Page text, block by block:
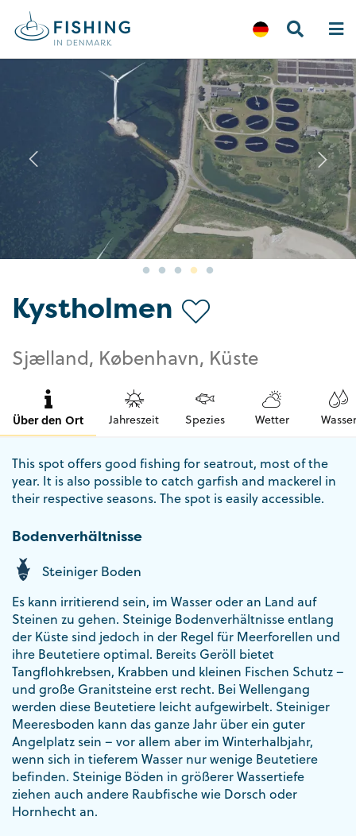
Previous
Kystholmen
Sjælland, København, Küste
Über den Ort Jahreszeit Spezies Wetter Wasser
This spot offers good fishing for seatrout, most of the
year. It is also possible to catch garfish and mackerel in
their respective seasons. The spot is easily accessible.
Bodenverhältnisse
Steiniger Boden
Es kann irritierend sein, im Wasser oder an Land auf
Steinen zu gehen. Steinige Bodenverhältnisse entlang
der Küste sind jedoch in der Regel für Meerforellen und
ihre Beutetiere optimal. Bereits Geröll bietet
Tangflohkrebsen, Krabben und kleinen Fischen Schutz –
und große Granitsteine erst recht. Bei Wellengang
werden diese Beutetiere leicht aufgewirbelt. Steiniger
Meeresboden kann das ganze Jahr über ein guter
Angelplatz sein – vor allem aber im Winterhalbjahr,
wenn sich in tieferem Wasser nur wenige Beutetiere
befinden. Steinige Böden in größerer Wassertiefe
ziehen auch andere Raubfische wie Dorsch oder
Hornhecht an.